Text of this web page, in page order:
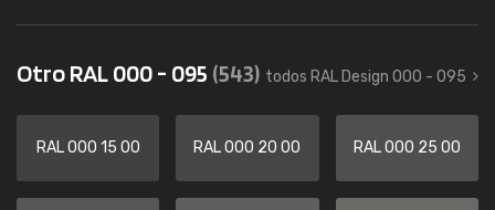
Otro RAL 000 - 095 (543) todos RAL Design 000 - 095
RAL 000 15 00 RAL 000 20 00 RAL 000 25 00